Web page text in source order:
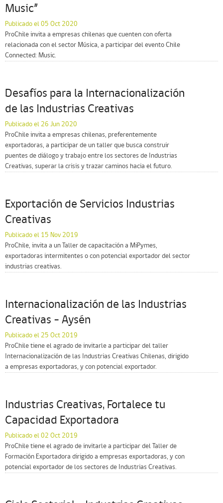
Music”
Publicado el 05 Oct 2020
ProChile invita a empresas chilenas que cuenten con oferta
relacionada con el sector Música, a participar del evento Chile
Connected: Music.
Desafíos para la Internacionalización
de las Industrias Creativas
Publicado el 26 Jun 2020
ProChile invita a empresas chilenas, preferentemente
exportadoras, a participar de un taller que busca construir
puentes de diálogo y trabajo entre los sectores de Industrias
Creativas, superar la crisis y trazar caminos hacia el futuro.
Exportación de Servicios Industrias
Creativas
Publicado el 15 Nov 2019
ProChile, invita a un Taller de capacitación a MiPymes,
exportadoras intermitentes o con potencial exportador del sector
industrias creativas.
Internacionalización de las Industrias
Creativas – Aysén
Publicado el 25 Oct 2019
ProChile tiene el agrado de invitarle a participar del taller
Internacionalización de las Industrias Creativas Chilenas, dirigido
a empresas exportadoras, y con potencial exportador.
Industrias Creativas, Fortalece tu
Capacidad Exportadora
Publicado el 02 Oct 2019
ProChile tiene el agrado de invitarle a participar del Taller de
Formación Exportadora dirigido a empresas exportadoras, y con
potencial exportador de los sectores de Industrias Creativas.